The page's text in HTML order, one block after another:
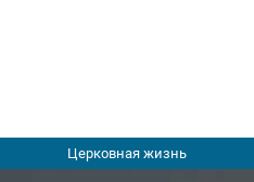
Церковная жизнь